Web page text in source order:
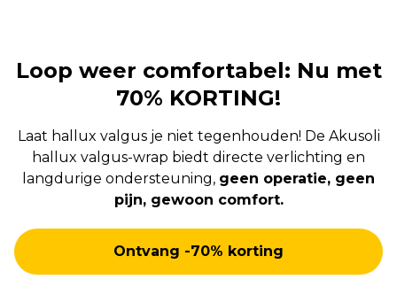
Loop weer comfortabel: Nu met
70% KORTING!
Laat hallux valgus je niet tegenhouden! De Akusoli
hallux valgus-wrap biedt directe verlichting en
langdurige ondersteuning, geen operatie, geen
pijn, gewoon comfort.
Ontvang -70% korting